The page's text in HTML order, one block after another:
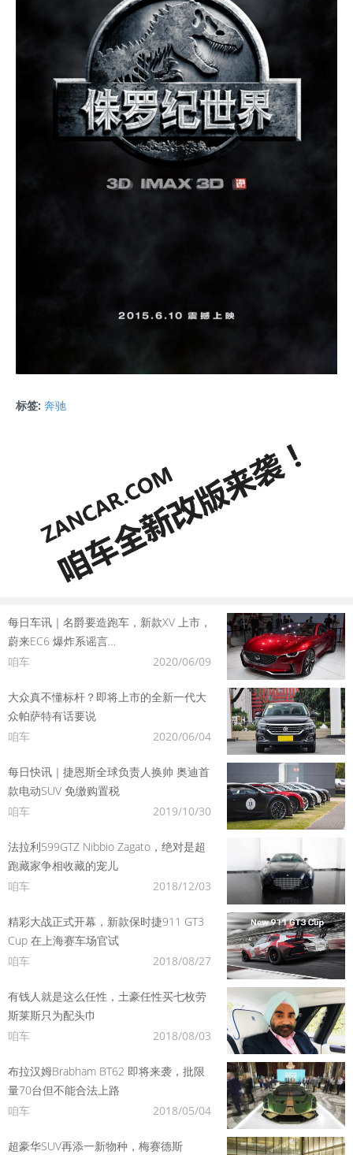
标签: 奔驰
每日车讯｜名爵要造跑车，新款XV 上市，
蔚来EC6 爆炸系谣言…
咱车
2020/06/09
大众真不懂标杆？即将上市的全新一代大
众帕萨特有话要说
咱车
2020/06/04
每日快讯｜捷恩斯全球负责人换帅 奥迪首
款电动SUV 免缴购置税
咱车
2019/10/30
法拉利599GTZ Nibbio Zagato，绝对是超
跑藏家争相收藏的宠儿
咱车
2018/12/03
精彩大战正式开幕，新款保时捷911 GT3
Cup 在上海赛车场官试
咱车
2018/08/27
有钱人就是这么任性，土豪任性买七枚劳
斯莱斯只为配头巾
咱车
2018/08/03
布拉汉姆Brabham BT62 即将来袭，批限
量70台但不能合法上路
咱车
2018/05/04
超豪华SUV再添一新物种，梅赛德斯